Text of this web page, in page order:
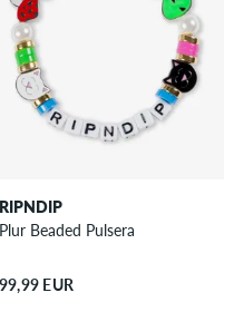
RIPNDIP
Plur Beaded Pulsera
99,99 EUR